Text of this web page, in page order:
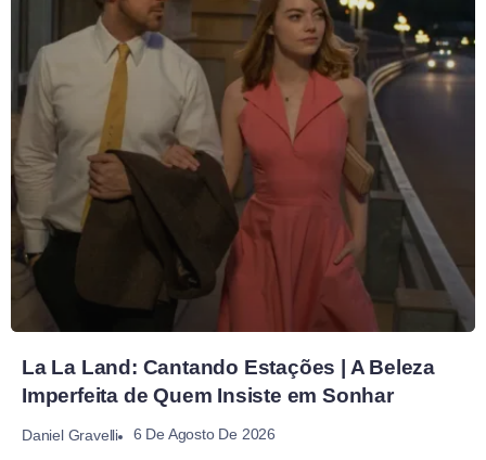
La La Land: Cantando Estações | A Beleza
Imperfeita de Quem Insiste em Sonhar
Daniel Gravelli 6 De Agosto De 2026